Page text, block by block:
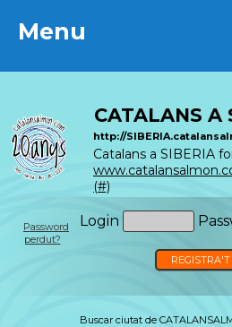
Menu
CATALANS A
http://
Catalans a SIBERIA
(#)
Login
Password
perdut?
REGISTRA'T
Buscar ciutat de
Menu